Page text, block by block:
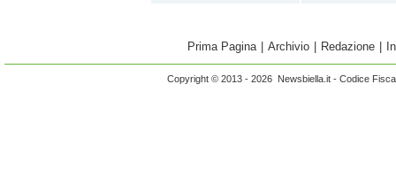
Prima Pagina Archivio Redazione
Copyright © 2013 - 2026 Newsbiella.it - Codice